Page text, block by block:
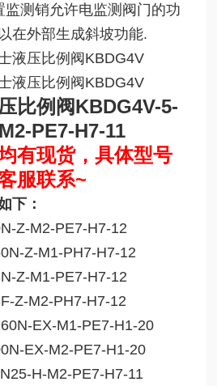
监测销允许电监测阀门的功
在外部生成斜坡功能.
比例阀KBDG4V-5-
PE7-H7-11
有现货，具体型号
服联系~
下：
Z-M2-PE7-H7-12
Z-M1-PH7-H7-12
Z-M1-PE7-H7-12
Z-M2-PH7-H7-12
EX-M1-PE7-H1-20
EX-M2-PE7-H1-20
H-M2-PE7-H7-11